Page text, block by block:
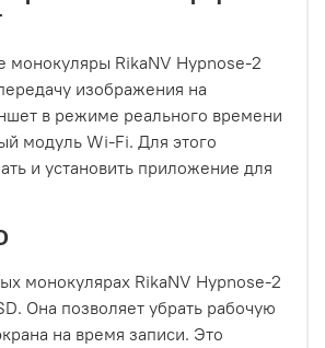
монокуляры RikaNV Hypnose-2
изображения на
в режиме реального времени
модуль Wi-Fi. Для этого
и установить приложение для
монокулярах RikaNV Hypnose-2
Она позволяет убрать рабочую
на время записи. Это